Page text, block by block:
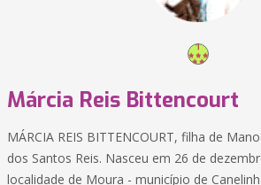
Márcia Reis Bittencourt
MÁRCIA REIS BITTENCOURT, filha de
dos Santos Reis. Nasceu em 26 de
localidade de Moura - município de